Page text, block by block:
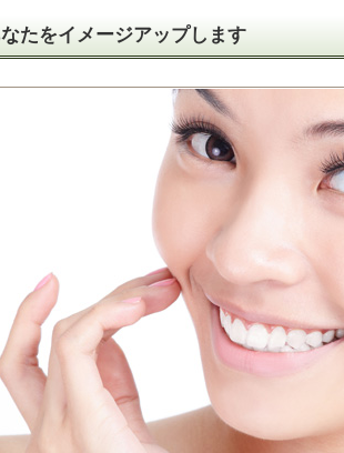
たをイメージアップします